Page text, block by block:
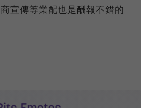
宣傳等業配也是酬報不錯的